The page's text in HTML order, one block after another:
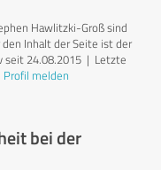
Hawlitzki-Groß sind
Inhalt der Seite ist der
seit 24.08.2015 | Letzte
Profil melden
bei der